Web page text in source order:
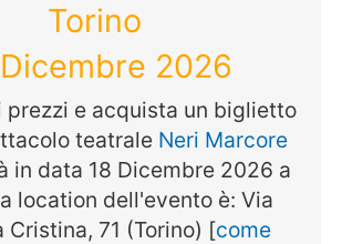
Torino
2026
prezzi e acquista un biglietto
teatrale Neri Marcore
in data 18 Dicembre 2026 a
location dell'evento è: Via
Cristina, 71 (Torino) [come